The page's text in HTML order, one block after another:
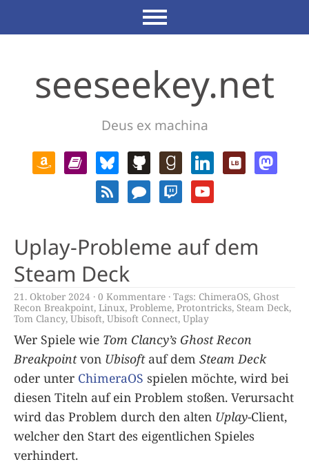
seeseekey.net
Deus ex machina
Uplay-Probleme auf dem
Steam Deck
21. Oktober 2024 0 Kommentare Tags: ChimeraOS, Ghost
Recon Breakpoint, Linux, Probleme, Protontricks, Steam Deck,
Tom Clancy, Ubisoft, Ubisoft Connect, Uplay
Wer Spiele wie Tom Clancy’s Ghost Recon
Breakpointvon Ubisoftauf dem Steam Deck
oder unter ChimeraOS spielen möchte, wird bei
diesen Titeln auf ein Problem stoßen. Verursacht
wird das Problem durch den alten Uplay-Client,
welcher den Start des eigentlichen Spieles
verhindert.